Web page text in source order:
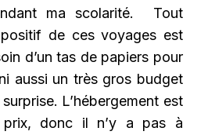
ma scolarité. Tout
de ces voyages est
d’un tas de papiers pour
aussi un très gros budget
L’hébergement est
prix, donc il n’y a pas à